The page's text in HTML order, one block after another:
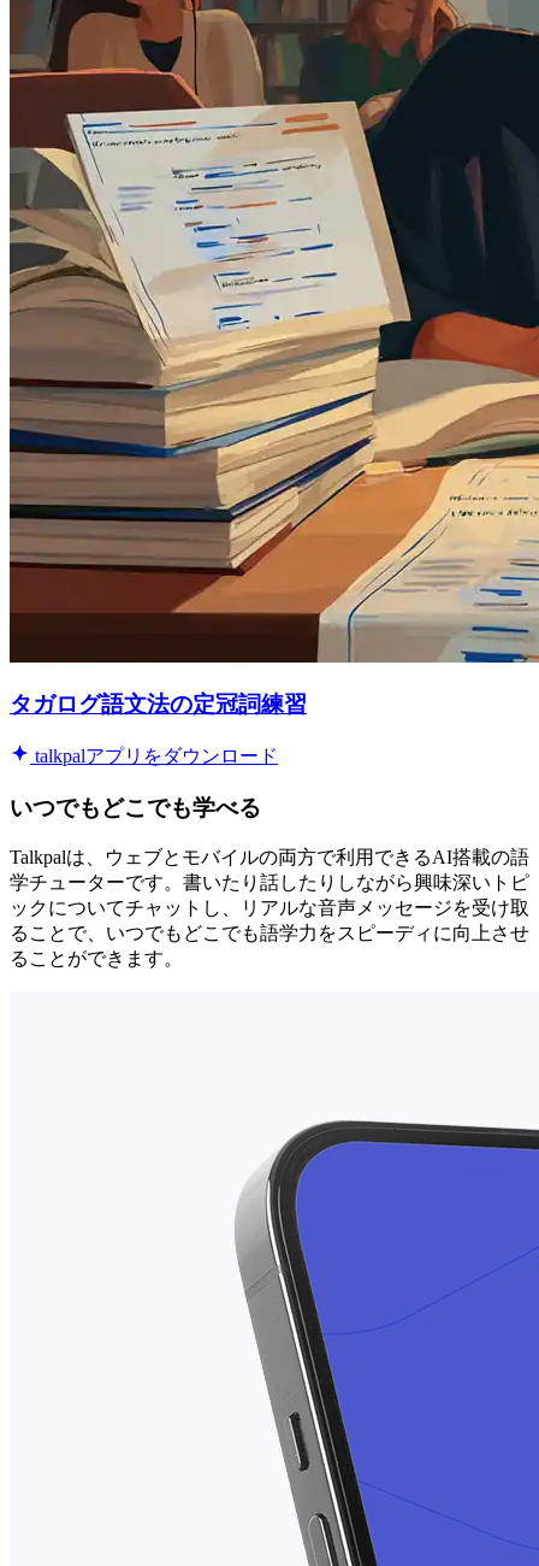
タガログ語文法の定冠詞練習
talkpalアプリをダウンロード
いつでもどこでも学べる
Talkpalは、ウェブとモバイルの両方で利用できるAI搭載の語
学チューターです。書いたり話したりしながら興味深いトピ
ックについてチャットし、リアルな音声メッセージを受け取
ることで、いつでもどこでも語学力をスピーディに向上させ
ることができます。